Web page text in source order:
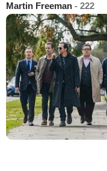
Martin Freeman - 222